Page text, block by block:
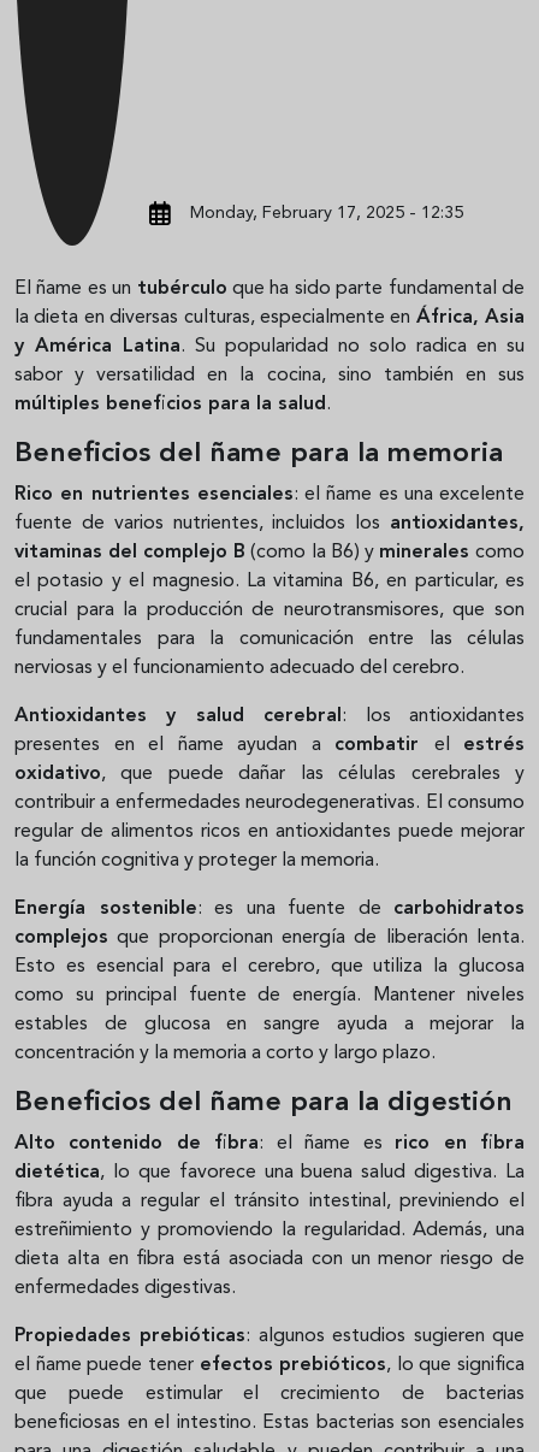
Monday, February 17, 2025 - 12:35
El ñame es un tubérculo que ha sido parte fundamental de
la dieta en diversas culturas, especialmente en África, Asia
y América Latina. Su popularidad no solo radica en su
sabor y versatilidad en la cocina, sino también en sus
múltiples beneficios para la salud .
Beneficios del ñame para la memoria
Rico en nutrientes esenciales: el ñame es una excelente
fuente de varios nutrientes, incluidos los antioxidantes,
vitaminas del complejo B (como la B6) y mineralescomo
el potasio y el magnesio. La vitamina B6, en particular, es
crucial para la producción de neurotransmisores, que son
fundamentales para la comunicación entre las células
nerviosas y el funcionamiento adecuado del cerebro.
Antioxidantes y salud cerebral : los antioxidantes
presentes en el ñame ayudan a combatir el estrés
oxidativo, que puede dañar las células cerebrales y
contribuir a enfermedades neurodegenerativas. El consumo
regular de alimentos ricos en antioxidantes puede mejorar
la función cognitiva y proteger la memoria.
Energía sostenible: es una fuente de carbohidratos
complejos que proporcionan energía de liberación lenta.
Esto es esencial para el cerebro, que utiliza la glucosa
como su principal fuente de energía. Mantener niveles
estables de glucosa en sangre ayuda a mejorar la
concentración y la memoria a corto y largo plazo.
Beneficios del ñame para la digestión
Alto contenido de fibra: el ñame es rico en fibra
dietética, lo que favorece una buena salud digestiva. La
fibra ayuda a regular el tránsito intestinal, previniendo el
estreñimiento y promoviendo la regularidad. Además, una
dieta alta en fibra está asociada con un menor riesgo de
enfermedades digestivas.
Propiedades prebióticas: algunos estudios sugieren que
el ñame puede tener efectos prebióticos, lo que significa
que puede estimular el crecimiento de bacterias
beneficiosas en el intestino. Estas bacterias son esenciales